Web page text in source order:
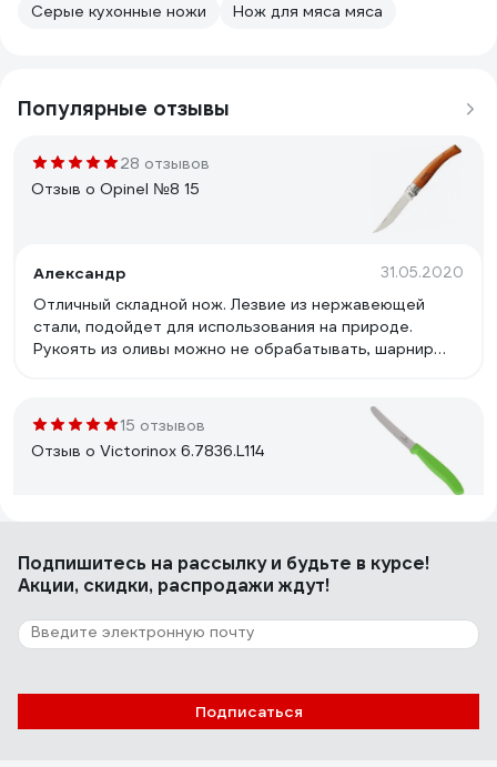
Серые кухонные ножи
Нож для мяса мяса
Популярные отзывы
28 отзывов
Отзыв о Opinel №8 15
Александр 31.05.2020
Отличный складной нож. Лезвие из нержавеющей
стали, подойдет для использования на природе.
Рукоять из оливы можно не обрабатывать, шарнир
15 отзывов
Отзыв о Victorinox 6.7836.L114
Острый
7 отзывов
17,5 см 23082/007-TR
Подпишитесь на рассылкуи будьте в курсе!
Акции, скидки, распродажи ждут!
Подписаться